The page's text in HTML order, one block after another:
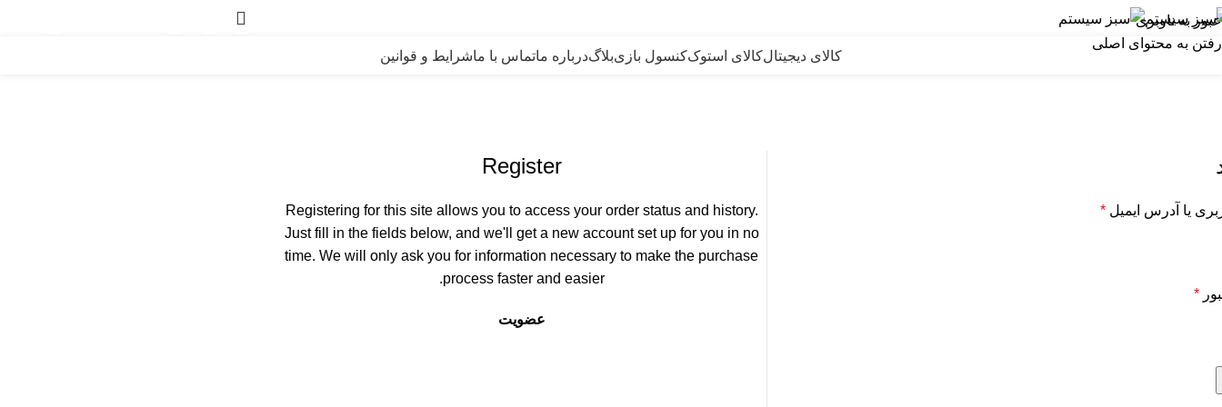
عبور به ناوبری
رفتن به محتوای اصلی
کالای دیجیتالکالای استوککنسول بازیبلاگدرباره ماتماس با ماشرایط و قوانین
یا آدرس ایمیل *
*
Register
Registering for this site allows you to access your order status and history.
Just fill in the fields below, and we'll get a new account set up for you in no
time. We will only ask you for information necessary to make the purchase
process faster and easier.
عضویت